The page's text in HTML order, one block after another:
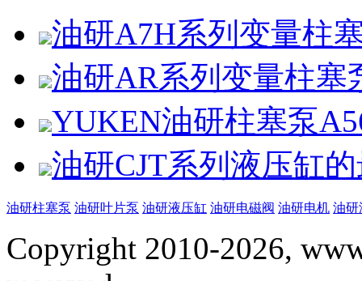
油研A7H系列变量柱
油研AR系列变量柱塞
YUKEN油研柱塞泵
油研CJT系列液压缸
油研柱塞泵 油研叶片泵 油研液压缸 油研电磁阀 油研电机 油研
Copyright 2010-2026,